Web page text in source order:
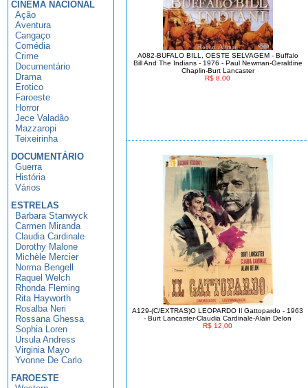
CINEMA NACIONAL
Ação
Aventura
Cangaço
Comédia
Crime
Documentário
Drama
Erotico
Faroeste
Horror
Jece Valadão
Mazzaropi
Teixeirinha
DOCUMENTÁRIO
Guerra
História
Vários
ESTRELAS
Barbara Stanwyck
Carmen Miranda
Claudia Cardinale
Dorothy Malone
Michèle Mercier
Norma Bengell
Raquel Welch
Rhonda Fleming
Rita Hayworth
Rosalba Neri
Rossana Ghessa
Sophia Loren
Ursula Andress
Virginia Mayo
Yvonne De Carlo
FAROESTE
A082-BUFALO BILL, OESTE SELVAGEM - Buffalo
Bill And The Indians - 1976 - Paul Newman-Geraldine
Chaplin-Burt Lancaster
R$ 8,00
A129-(C/EXTRAS)O LEOPARDO Il Gattopardo - 1963
- Burt Lancaster-Claudia Cardinale-Alain Delon
R$ 12,00